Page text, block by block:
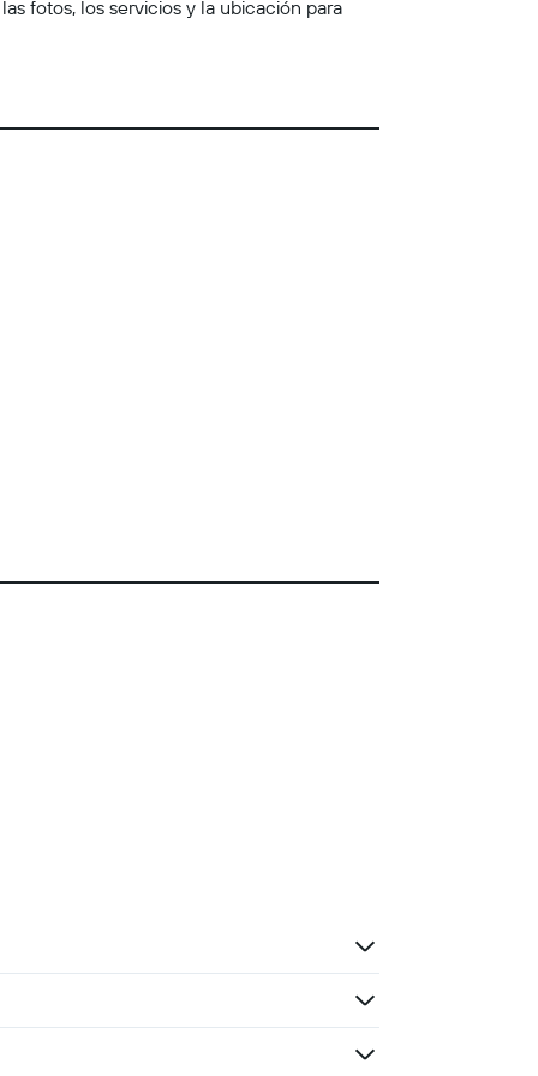
fotos, los servicios y la ubicación para